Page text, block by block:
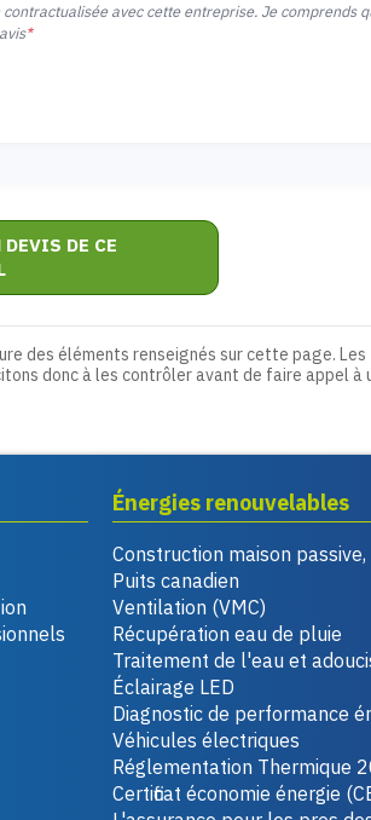
avec cette entreprise. Je comprends
*
DE CE
des éléments renseignés sur cette page. Les
donc à les contrôler avant de faire appel à
Énergies renouvelables
Construction maison passive,
Puits canadien
Ventilation (VMC)
Récupération eau de pluie
Traitement de l'eau et
Éclairage LED
Diagnostic de performance
Véhicules électriques
Réglementation Thermique
Certificat économie énergie